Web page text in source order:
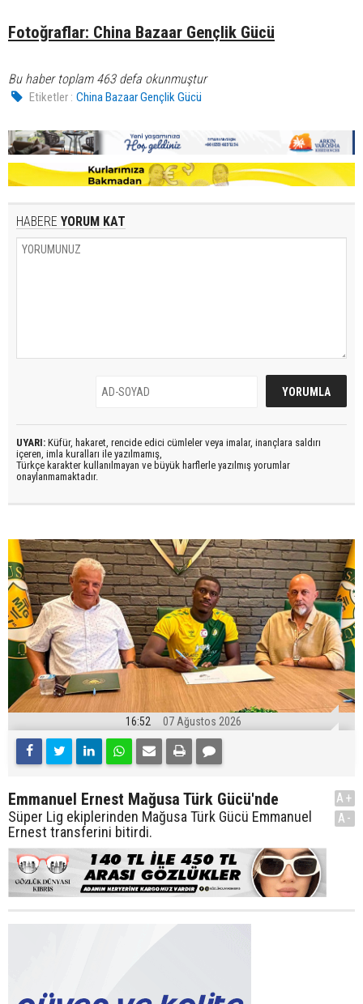
Fotoğraflar: China Bazaar Gençlik Gücü
Bu haber toplam 463 defa okunmuştur
Etiketler : China Bazaar Gençlik Gücü
HABERE YORUM KAT
UYARI: Küfür, hakaret, rencide edici cümleler veya imalar, inançlara saldırı
içeren, imla kuralları ile yazılmamış,
Türkçe karakter kullanılmayan ve büyük harflerle yazılmış yorumlar
onaylanmamaktadır.
16:52 07 Ağustos 2026
Emmanuel Ernest Mağusa Türk Gücü'nde
Süper Lig ekiplerinden Mağusa Türk Gücü Emmanuel
Ernest transferini bitirdi.
A+
A-